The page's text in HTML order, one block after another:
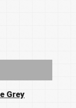
Grey